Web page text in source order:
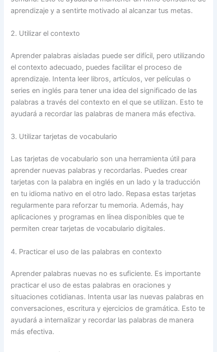
aprendizaje y a sentirte motivado al alcanzar tus metas.
2. Utilizar el contexto
Aprender palabras aisladas puede ser difícil, pero utilizando
el contexto adecuado, puedes facilitar el proceso de
aprendizaje. Intenta leer libros, artículos, ver películas o
series en inglés para tener una idea del significado de las
palabras a través del contexto en el que se utilizan. Esto te
ayudará a recordar las palabras de manera más efectiva.
3. Utilizar tarjetas de vocabulario
Las tarjetas de vocabulario son una herramienta útil para
aprender nuevas palabras y recordarlas. Puedes crear
tarjetas con la palabra en inglés en un lado y la traducción
en tu idioma nativo en el otro lado. Repasa estas tarjetas
regularmente para reforzar tu memoria. Además, hay
aplicaciones y programas en línea disponibles que te
permiten crear tarjetas de vocabulario digitales.
4. Practicar el uso de las palabras en contexto
Aprender palabras nuevas no es suficiente. Es importante
practicar el uso de estas palabras en oraciones y
situaciones cotidianas. Intenta usar las nuevas palabras en
conversaciones, escritura y ejercicios de gramática. Esto te
ayudará a internalizar y recordar las palabras de manera
más efectiva.